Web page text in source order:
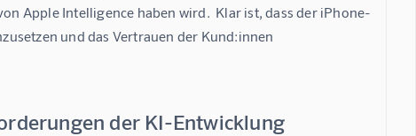
Apple Intelligence haben wird.  Klar ist, dass der iPhone-
und das Vertrauen der Kund:innen
der KI-Entwicklung